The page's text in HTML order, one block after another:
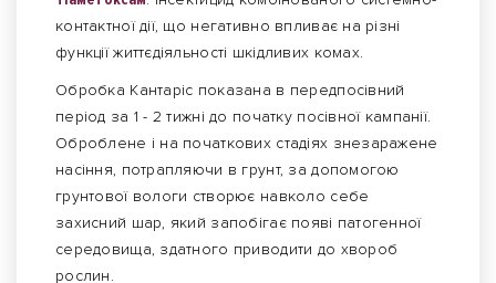
контактної дії, що негативно впливає на різні
функції життєдіяльності шкідливих комах.
Обробка Кантаріс показана в передпосівний
період за 1 - 2 тижні до початку посівної кампанії.
Оброблене і на початкових стадіях знезаражене
насіння, потрапляючи в грунт, за допомогою
грунтової вологи створює навколо себе
захисний шар, який запобігає появі патогенної
середовища, здатного приводити до хвороб
рослин.